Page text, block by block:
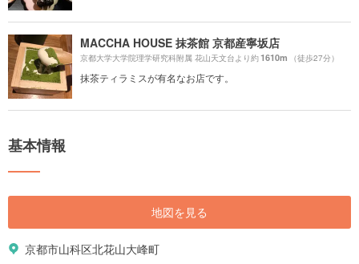
MACCHA HOUSE 抹茶館 京都産寧坂店
京都大学大学院理学研究科附属 花山天文台より約1610m （徒歩27分）
抹茶ティラミスが有名なお店です。
基本情報
地図を見る
京都市山科区北花山大峰町